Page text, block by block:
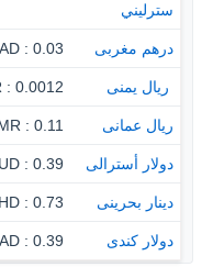
سترليني
درهم مغربى 0.03 : MAD
‏ ريال يمنى 0.0012 : YER
ريال عمانى 0.11 : OMR
دولار أسترالى 0.39 : AUD
دينار بحرينى 0.73 : BHD
دولار كندى 0.39 : CAD